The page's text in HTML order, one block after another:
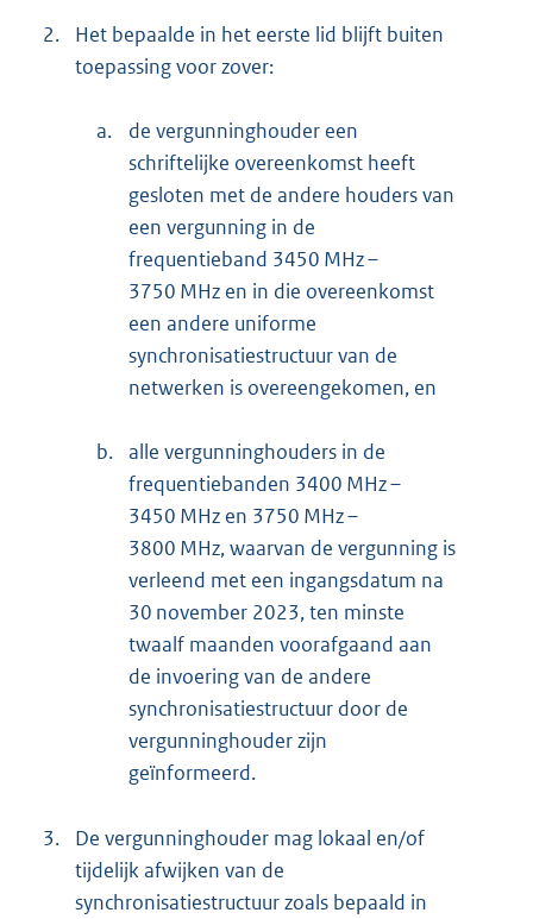
2.
Het bepaalde in het eerste lid blijft buiten
toepassing voor zover:
a.
de vergunninghouder een
schriftelijke overeenkomst heeft
gesloten met de andere houders van
een vergunning in de
frequentieband 3450 MHz –
3750 MHz en in die overeenkomst
een andere uniforme
synchronisatiestructuur van de
netwerken is overeengekomen, en
b. alle vergunninghouders in de
frequentiebanden 3400 MHz –
3450 MHz en 3750 MHz –
3800 MHz, waarvan de vergunning is
verleend met een ingangsdatum na
30 november 2023, ten minste
twaalf maanden voorafgaand aan
de invoering van de andere
synchronisatiestructuur door de
vergunninghouder zijn
geïnformeerd.
3.
De vergunninghouder mag lokaal en/of
tijdelijk afwijken van de
synchronisatiestructuur zoals bepaald in